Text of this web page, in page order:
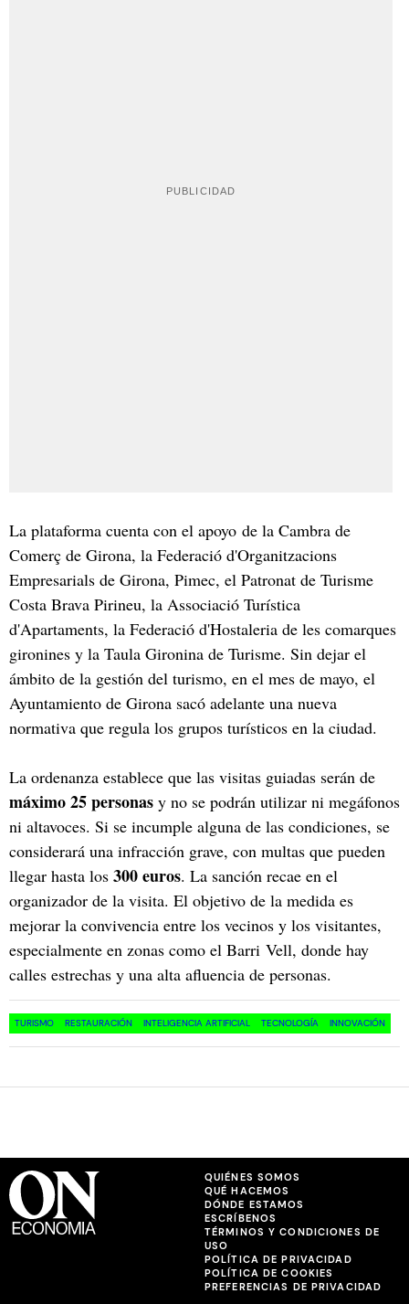
La plataforma cuenta con el apoyo de la Cambra de
Comerç de Girona, la Federació d'Organitzacions
Empresarials de Girona, Pimec, el Patronat de Turisme
Costa Brava Pirineu, la Associació Turística
d'Apartaments, la Federació d'Hostaleria de les comarques
gironines y la Taula Gironina de Turisme. Sin dejar el
ámbito de la gestión del turismo, en el mes de mayo, el
Ayuntamiento de Girona sacó adelante una nueva
normativa que regula los grupos turísticos en la ciudad.
La ordenanza establece que las visitas guiadas serán de
máximo 25 personas y no se podrán utilizar ni megáfonos
ni altavoces. Si se incumple alguna de las condiciones, se
considerará una infracción grave, con multas que pueden
llegar hasta los 300 euros. La sanción recae en el
organizador de la visita. El objetivo de la medida es
mejorar la convivencia entre los vecinos y los visitantes,
especialmente en zonas como el Barri Vell, donde hay
calles estrechas y una alta afluencia de personas.
TURISMO RESTAURACIÓN INTELIGENCIA ARTIFICIAL TECNOLOGÍA INNOVACIÓN
QUIÉNES SOMOS
QUÉ HACEMOS
DÓNDE ESTAMOS
ESCRÍBENOS
TÉRMINOS Y CONDICIONES DE
USO
POLÍTICA DE PRIVACIDAD
POLÍTICA DE COOKIES
PREFERENCIAS DE PRIVACIDAD